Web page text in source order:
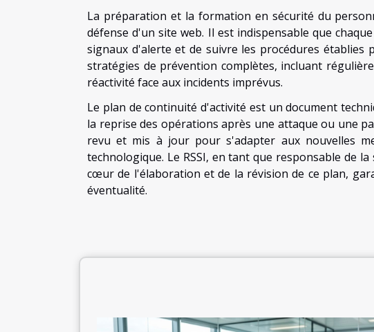
La préparation et la formation en sécurité du
défense d'un site web. Il est indispensable que
signaux d'alerte et de suivre les procédures
stratégies de prévention complètes, incluant
réactivité face aux incidents imprévus.
Le plan de continuité d'activité est un document
la reprise des opérations après une attaque ou une
revu et mis à jour pour s'adapter aux nouvelles
technologique. Le RSSI, en tant que responsable de
cœur de l'élaboration et de la révision de ce plan,
éventualité.